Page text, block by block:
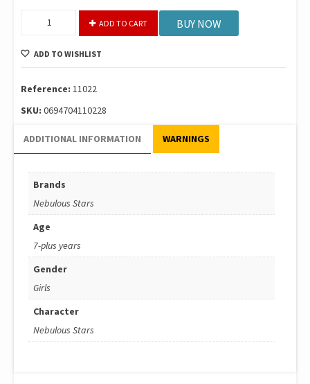
Ruffled
Accessories
quantity
ADD TO CART BUY NOW
ADD TO WISHLIST
Reference: 11022
SKU: 0694704110228
ADDITIONAL INFORMATION WARNINGS
Brands
Nebulous Stars
Age
7-plus years
Gender
Girls
Character
Nebulous Stars